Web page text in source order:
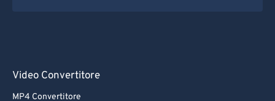
Video Convertitore
MP4 Convertitore